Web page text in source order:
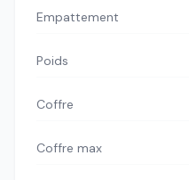
Empattement
Poids
Coffre
Coffre max